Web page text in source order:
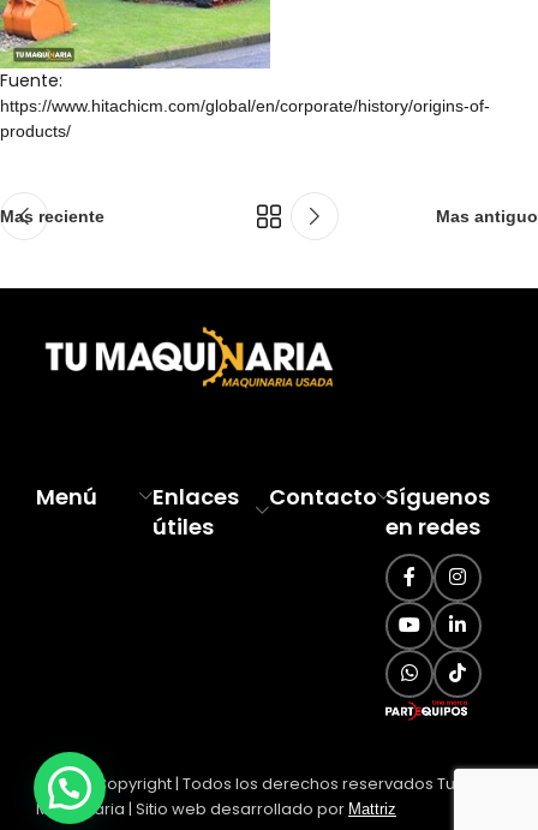
Fuente:
https://www.hitachicm.com/global/en/corporate/history/origins-of-
products/
Mas reciente Mas antiguo
Menú
Enlaces
útiles
Contacto Síguenos
en redes
© 2025 Copyright | Todos los derechos reservados Tu
Maquinaria | Sitio web desarrollado por Mattriz